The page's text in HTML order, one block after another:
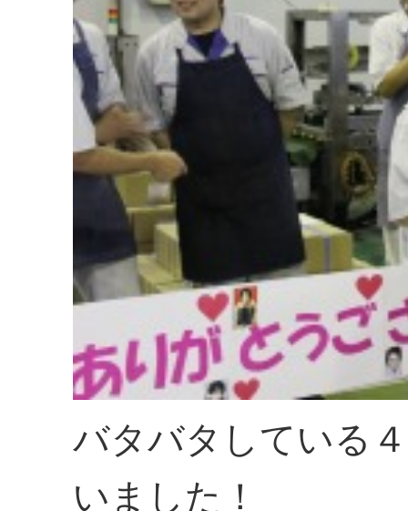
バタバタしている
いました！